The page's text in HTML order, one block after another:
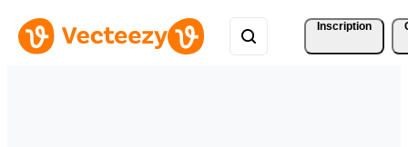
Inscription